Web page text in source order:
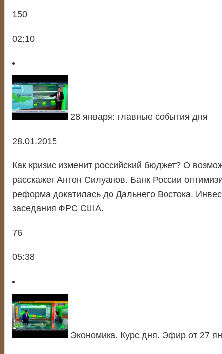
150
02:10
28 января: главные события дня
28.01.2015
Как кризис изменит российский бюджет? О
расскажет Антон Силуанов. Банк России
реформа докатилась до Дальнего Востока.
заседания ФРС США.
76
05:38
Экономика. Курс дня. Эфир от 27